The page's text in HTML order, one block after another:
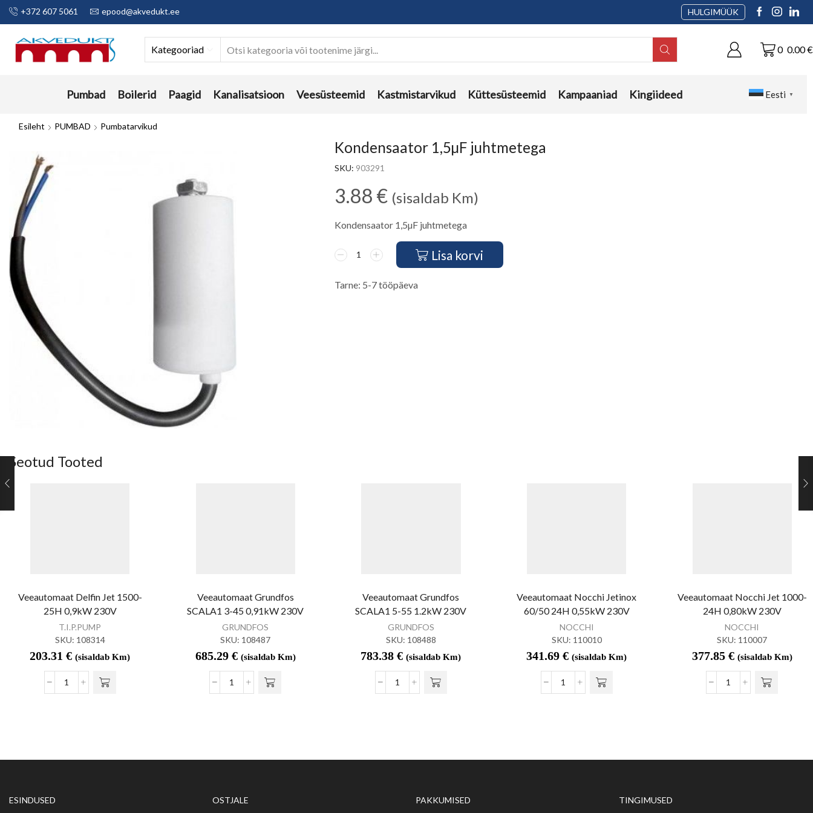
+372 607 5061 epood@akvedukt.ee HULGIMÜÜK
Kategooriad 0 0.00€
Pumbad Boilerid Paagid Kanalisatsioon Veesüsteemid Kastmistarvikud Küttesüsteemid Kampaaniad Kingiideed Eesti ▼
Esileht PUMBAD Pumbatarvikud
Kondensaator 1,5µF juhtmetega
SKU: 903291
3.88 € (sisaldab Km)
Kondensaator 1,5µF juhtmetega
Lisa korvi
Tarne: 5-7 tööpäeva
Seotud Tooted
Veeautomaat Delfin Jet 1500-
25H 0,9kW 230V
T.I.P.PUMP
SKU: 108314
203.31€ (sisaldab Km)
Veeautomaat Grundfos
SCALA1 3-45 0,91kW 230V
GRUNDFOS
SKU: 108487
685.29 € (sisaldab Km)
Veeautomaat Grundfos
SCALA1 5-55 1.2kW 230V
GRUNDFOS
SKU: 108488
783.38€ (sisaldab Km)
Veeautomaat Nocchi Jetinox
60/50 24H 0,55kW 230V
NOCCHI
SKU: 110010
341.69€ (sisaldab Km)
Veeautomaat Nocchi Jet 1000-
24H 0,80kW 230V
NOCCHI
SKU: 110007
377.85 € (sisaldab Km)
ESINDUSED OSTJALE PAKKUMISED TINGIMUSED